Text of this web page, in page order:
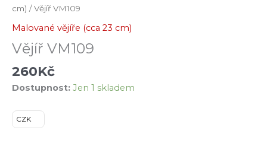
cm) / Vějíř VM109
Malované vějíře (cca 23 cm)
Vějíř VM109
260Kč
Dostupnost: Jen 1 skladem
CZK